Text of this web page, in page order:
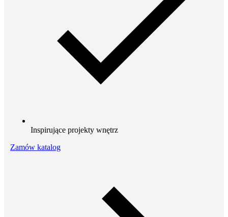
Inspirujące projekty wnętrz
Zamów katalog